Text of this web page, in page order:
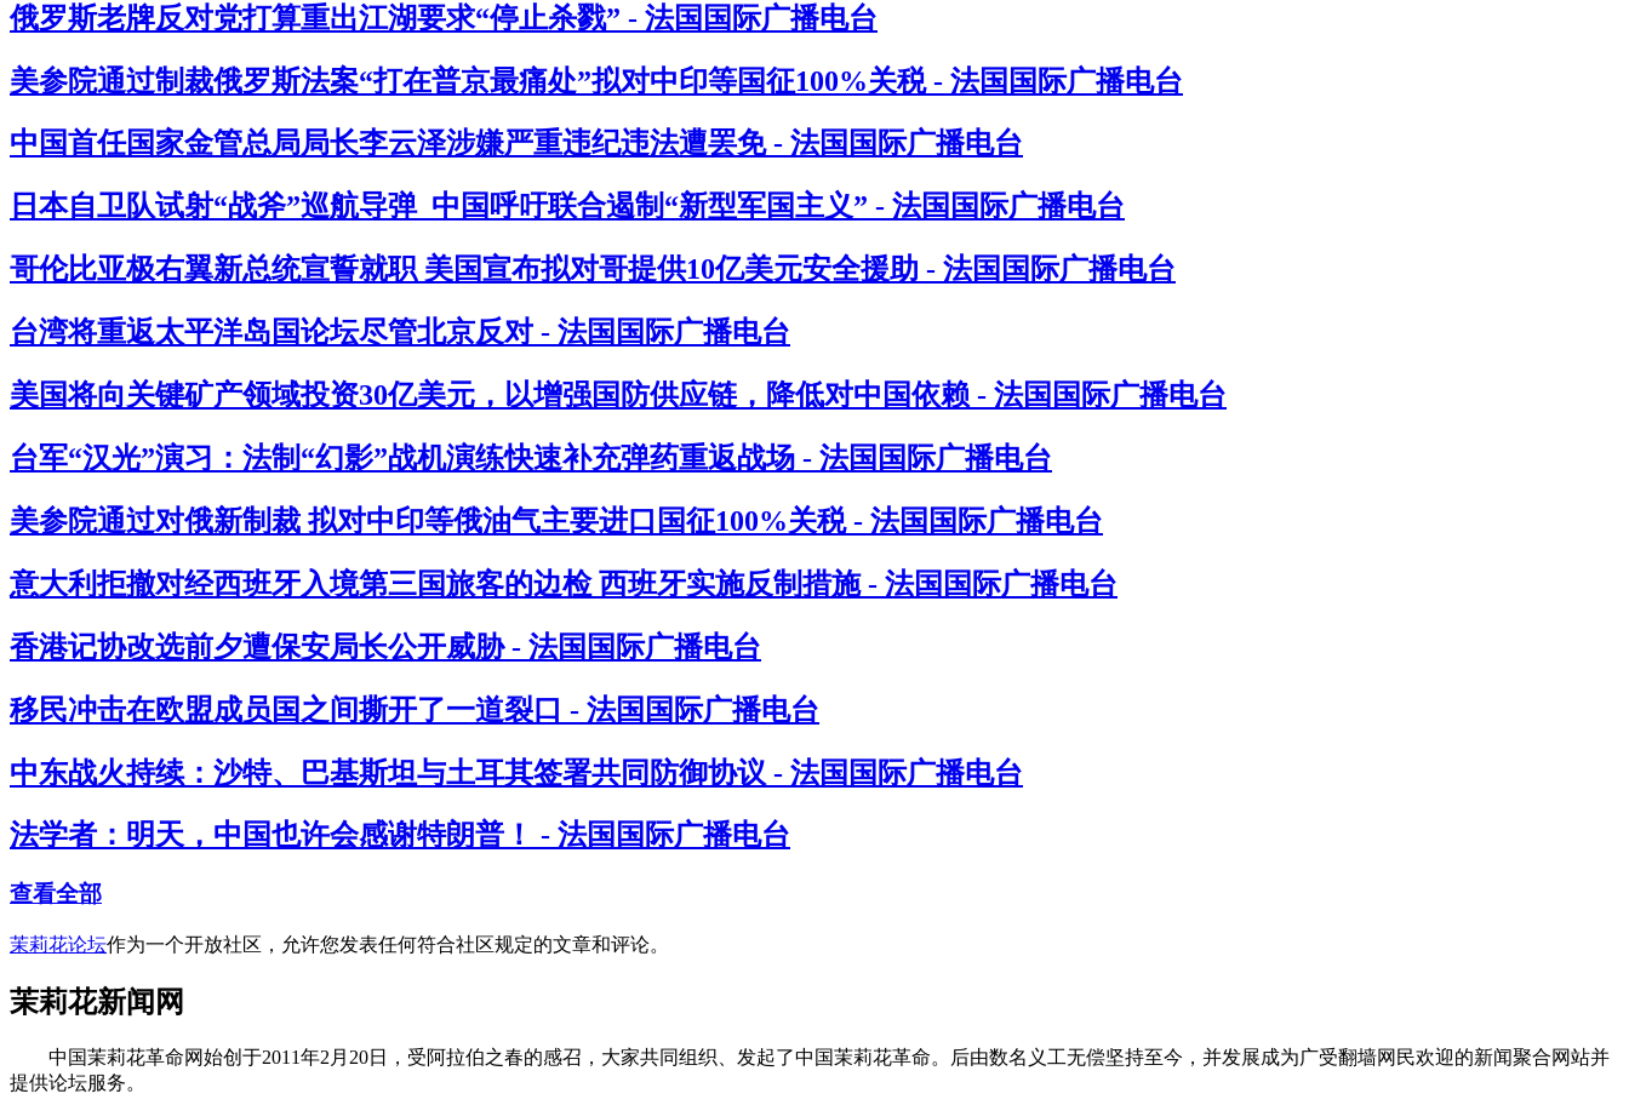
俄罗斯老牌反对党打算重出江湖要求“停止杀戮” - 法国国际广播电台
美参院通过制裁俄罗斯法案“打在普京最痛处”拟对中印等国征100%关税 - 法国国际广播电台
中国首任国家金管总局局长李云泽涉嫌严重违纪违法遭罢免 - 法国国际广播电台
日本自卫队试射“战斧”巡航导弹 中国呼吁联合遏制“新型军国主义” - 法国国际广播电台
哥伦比亚极右翼新总统宣誓就职 美国宣布拟对哥提供10亿美元安全援助 - 法国国际广播电台
台湾将重返太平洋岛国论坛尽管北京反对 - 法国国际广播电台
美国将向关键矿产领域投资30亿美元，以增强国防供应链，降低对中国依赖 - 法国国际广播电台
台军“汉光”演习：法制“幻影”战机演练快速补充弹药重返战场 - 法国国际广播电台
美参院通过对俄新制裁 拟对中印等俄油气主要进口国征100%关税 - 法国国际广播电台
意大利拒撤对经西班牙入境第三国旅客的边检 西班牙实施反制措施 - 法国国际广播电台
香港记协改选前夕遭保安局长公开威胁 - 法国国际广播电台
移民冲击在欧盟成员国之间撕开了一道裂口 - 法国国际广播电台
中东战火持续：沙特、巴基斯坦与土耳其签署共同防御协议 - 法国国际广播电台
法学者：明天，中国也许会感谢特朗普！ - 法国国际广播电台
查看全部
茉莉花论坛作为一个开放社区，允许您发表任何符合社区规定的文章和评论。
茉莉花新闻网
中国茉莉花革命网始创于2011年2月20日，受阿拉伯之春的感召，大家共同组织、发起了中国茉莉花革命。后由数名义工无偿坚持至今，并发展成为广受翻墙网民欢迎的新闻聚合网站并
提供论坛服务。